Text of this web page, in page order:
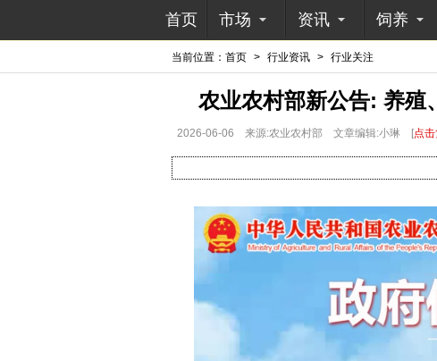
首页 市场 资讯 饲养
当前位置： 首页 > 行业资讯 > 行业关注
农业农村部新公告: 养殖
2026-06-06 来源:农业农村部 文章编辑:小琳 [点